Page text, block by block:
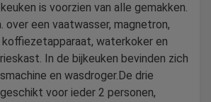
is voorzien van alle gemakken.
over een vaatwasser, magnetron,
koffiezetapparaat, waterkoker en
In de bijkeuken bevinden zich
en wasdroger.De drie
voor ieder 2 personen,